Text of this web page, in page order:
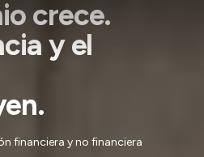
crece.
y el
financiera y no financiera